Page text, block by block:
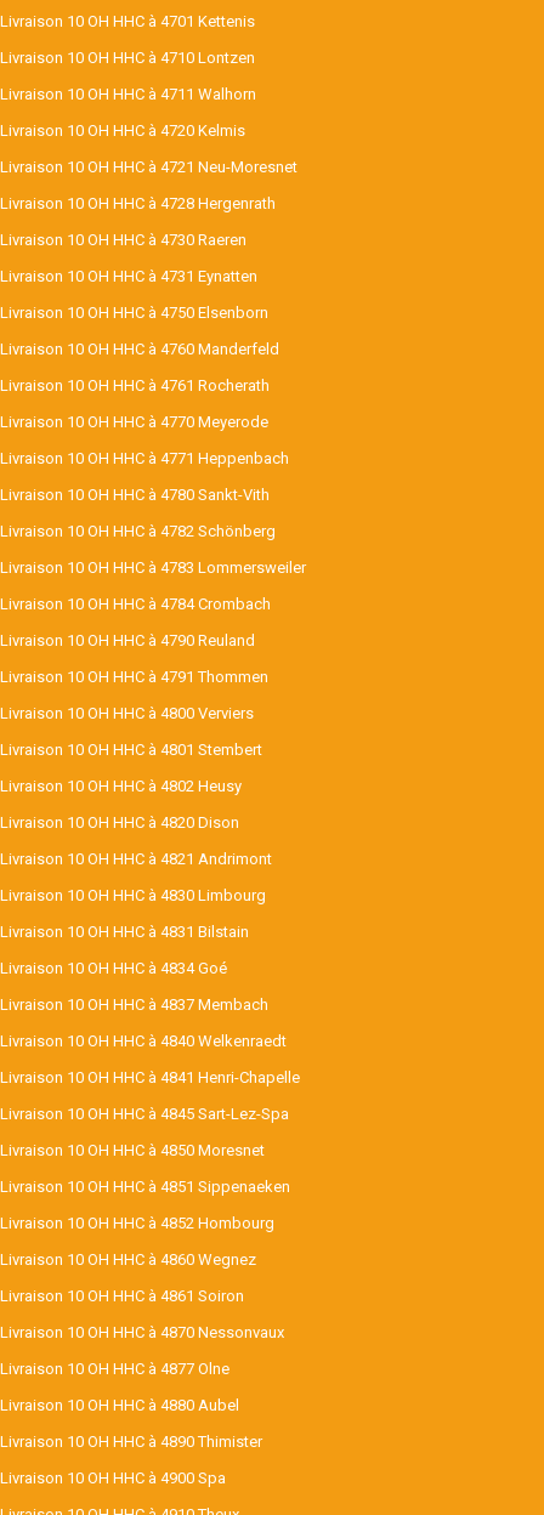
Livraison 10 OH HHC à 4701 Kettenis
Livraison 10 OH HHC à 4710 Lontzen
Livraison 10 OH HHC à 4711 Walhorn
Livraison 10 OH HHC à 4720 Kelmis
Livraison 10 OH HHC à 4721 Neu-Moresnet
Livraison 10 OH HHC à 4728 Hergenrath
Livraison 10 OH HHC à 4730 Raeren
Livraison 10 OH HHC à 4731 Eynatten
Livraison 10 OH HHC à 4750 Elsenborn
Livraison 10 OH HHC à 4760 Manderfeld
Livraison 10 OH HHC à 4761 Rocherath
Livraison 10 OH HHC à 4770 Meyerode
Livraison 10 OH HHC à 4771 Heppenbach
Livraison 10 OH HHC à 4780 Sankt-Vith
Livraison 10 OH HHC à 4782 Schönberg
Livraison 10 OH HHC à 4783 Lommersweiler
Livraison 10 OH HHC à 4784 Crombach
Livraison 10 OH HHC à 4790 Reuland
Livraison 10 OH HHC à 4791 Thommen
Livraison 10 OH HHC à 4800 Verviers
Livraison 10 OH HHC à 4801 Stembert
Livraison 10 OH HHC à 4802 Heusy
Livraison 10 OH HHC à 4820 Dison
Livraison 10 OH HHC à 4821 Andrimont
Livraison 10 OH HHC à 4830 Limbourg
Livraison 10 OH HHC à 4831 Bilstain
Livraison 10 OH HHC à 4834 Goé
Livraison 10 OH HHC à 4837 Membach
Livraison 10 OH HHC à 4840 Welkenraedt
Livraison 10 OH HHC à 4841 Henri-Chapelle
Livraison 10 OH HHC à 4845 Sart-Lez-Spa
Livraison 10 OH HHC à 4850 Moresnet
Livraison 10 OH HHC à 4851 Sippenaeken
Livraison 10 OH HHC à 4852 Hombourg
Livraison 10 OH HHC à 4860 Wegnez
Livraison 10 OH HHC à 4861 Soiron
Livraison 10 OH HHC à 4870 Nessonvaux
Livraison 10 OH HHC à 4877 Olne
Livraison 10 OH HHC à 4880 Aubel
Livraison 10 OH HHC à 4890 Thimister
Livraison 10 OH HHC à 4900 Spa